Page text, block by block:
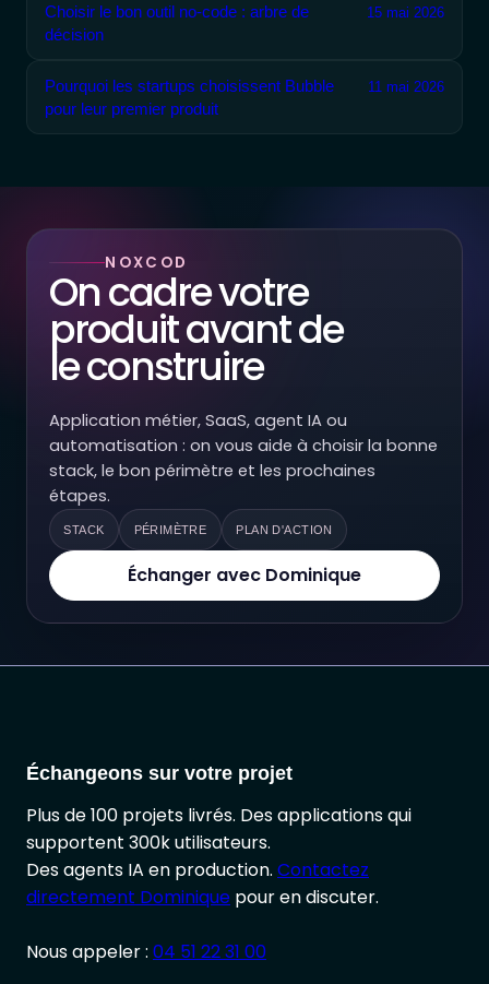
Choisir le bon outil no-code : arbre de
décision
15 mai 2026
Pourquoi les startups choisissent Bubble
pour leur premier produit
11 mai 2026
NOXCOD
On cadre votre
produit avant de
le construire
Application métier, SaaS, agent IA ou
automatisation : on vous aide à choisir la bonne
stack, le bon périmètre et les prochaines
étapes.
STACK PÉRIMÈTRE PLAN D'ACTION
Échanger avec Dominique
Échangeons sur votre projet
Plus de 100 projets livrés. Des applications qui
supportent 300k utilisateurs.
Des agents IA en production. Contactez
directement Dominique pour en discuter.
Nous appeler : 04 51 22 31 00